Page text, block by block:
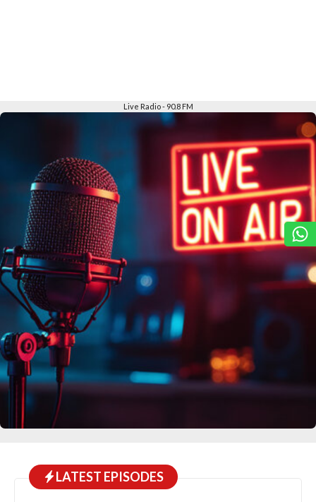
Live Radio - 90.8 FM
LATEST EPISODES